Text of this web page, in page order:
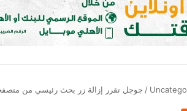
/ جوجل تقرر إزالة زر بحث رئيسي من